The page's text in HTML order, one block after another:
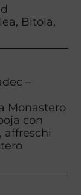
Bitola,
–
Monastero
con
affreschi